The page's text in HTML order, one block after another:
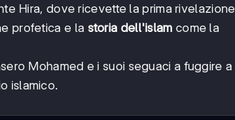
Hira, dove ricevette la prima rivelazione
profetica e la storia dell'islam come la
Mohamed e i suoi seguaci a fuggire a
islamico.